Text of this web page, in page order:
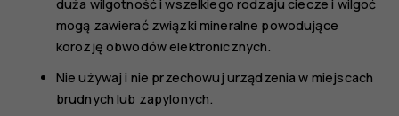
duża wilgotność i wszelkiego rodzaju ciecze i wilgoć
mogą zawierać związki mineralne powodujące
korozję obwodów elektronicznych.
Nie używaj i nie przechowuj urządzenia w miejscach
brudnych lub zapylonych.